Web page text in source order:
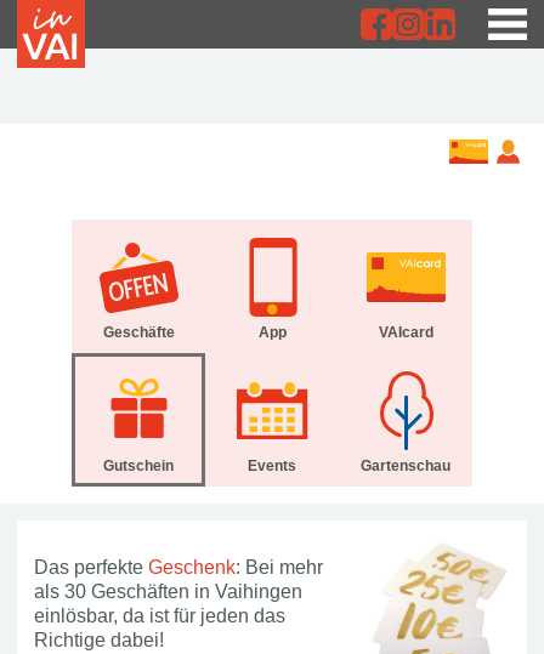
Geschäfte App VAIcard
Gutschein Events Gartenschau
Das perfekte Geschenk: Bei mehr
als 30 Geschäften in Vaihingen
einlösbar, da ist für jeden das
Richtige dabei!